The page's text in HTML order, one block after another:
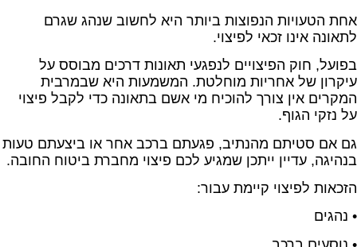
אחת הטעויות הנפוצות ביותר היא לחשוב שנהג שגרם
לתאונה אינו זכאי לפיצוי.
בפועל, חוק הפיצויים לנפגעי תאונות דרכים מבוסס על
עיקרון של אחריות מוחלטת. המשמעות היא שבמרבית
המקרים אין צורך להוכיח מי אשם בתאונה כדי לקבל פיצוי
על נזקי הגוף.
גם אם סטיתם מהנתיב, פגעתם ברכב אחר או ביצעתם טעות
בנהיגה, עדיין ייתכן שמגיע לכם פיצוי מחברת ביטוח החובה.
הזכאות לפיצוי קיימת עבור:
• נהגים